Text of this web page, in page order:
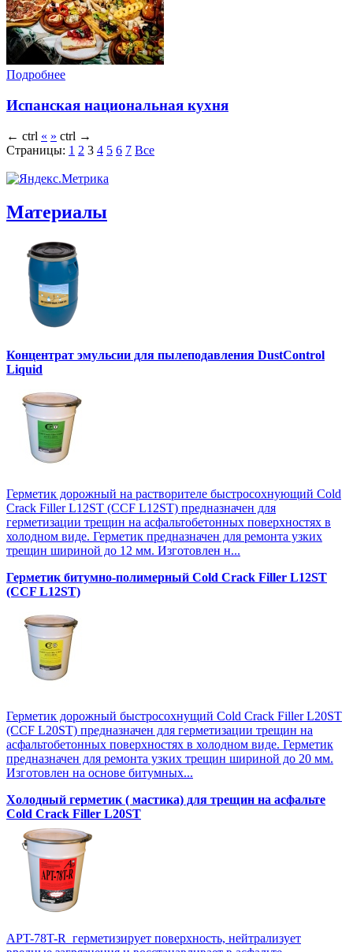
Подробнее
Испанская национальная кухня
← ctrl « » ctrl →
Страницы: 1 2 3 4 5 6 7 Все
Материалы
Концентрат эмульсии для пылеподавления DustControl
Liquid
Герметик дорожный на растворителе быстросохнующий Cold
Crack Filler L12SТ (CCF L12SТ) предназначен для
герметизации трещин на асфальтобетонных поверхностях в
холодном виде. Герметик предназначен для ремонта узких
трещин шириной до 12 мм. Изготовлен н...
Герметик битумно-полимерный Cold Crack Filler L12SТ
(CCF L12SТ)
Герметик дорожный быстросохнущий Cold Crack Filler L20SТ
(CCF L20SТ) предназначен для герметизации трещин на
асфальтобетонных поверхностях в холодном виде. Герметик
предназначен для ремонта узких трещин шириной до 20 мм.
Изготовлен на основе битумных...
Холодный герметик ( мастика) для трещин на асфальте
Cold Crack Filler L20SТ
APT-78T-R герметизирует поверхность, нейтрализует